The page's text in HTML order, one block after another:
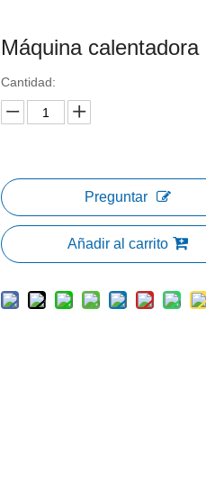
Máquina
Cantidad:
Preguntar
Añadir al carrito